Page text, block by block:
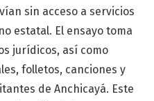
sin acceso a servicios
estatal. El ensayo toma
jurídicos, así como
folletos, canciones y
de Anchicayá. Este